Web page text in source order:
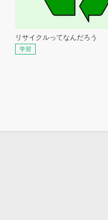
リサイクルってなんだろう
学習